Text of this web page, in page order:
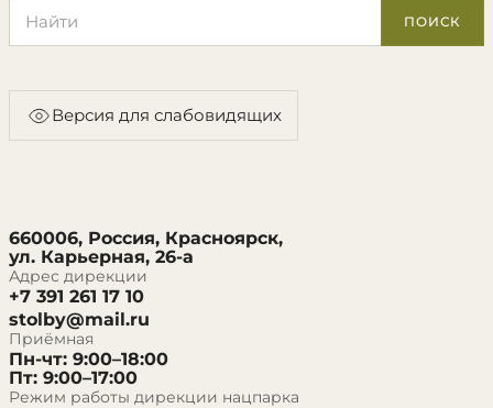
ПОИСК
Версия для слабовидящих
660006, Россия, Красноярск,
ул. Карьерная, 26-а
Адрес дирекции
+7 391 261 17 10
stolby@mail.ru
Приёмная
Пн-чт: 9:00–18:00
Пт: 9:00–17:00
Режим работы дирекции нацпарка